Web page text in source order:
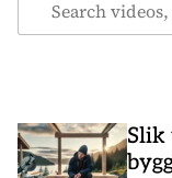
Slik